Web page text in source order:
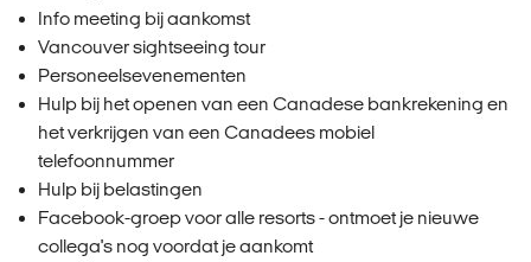
Info meeting bij aankomst
Vancouver sightseeing tour
Personeelsevenementen
Hulp bij het openen van een Canadese bankrekening en
het verkrijgen van een Canadees mobiel
telefoonnummer
Hulp bij belastingen
Facebook-groep voor alle resorts - ontmoet je nieuwe
collega's nog voordat je aankomt